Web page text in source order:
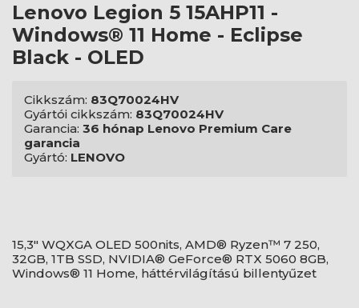
Lenovo Legion 5 15AHP11 -
Windows® 11 Home - Eclipse
Black - OLED
Cikkszám: 83Q70024HV
Gyártói cikkszám: 83Q70024HV
Garancia: 36 hónap Lenovo Premium Care
garancia
Gyártó: LENOVO
15,3" WQXGA OLED 500nits, AMD® Ryzen™ 7 250,
32GB, 1TB SSD, NVIDIA® GeForce® RTX 5060 8GB,
Windows® 11 Home, háttérvilágítású billentyűzet